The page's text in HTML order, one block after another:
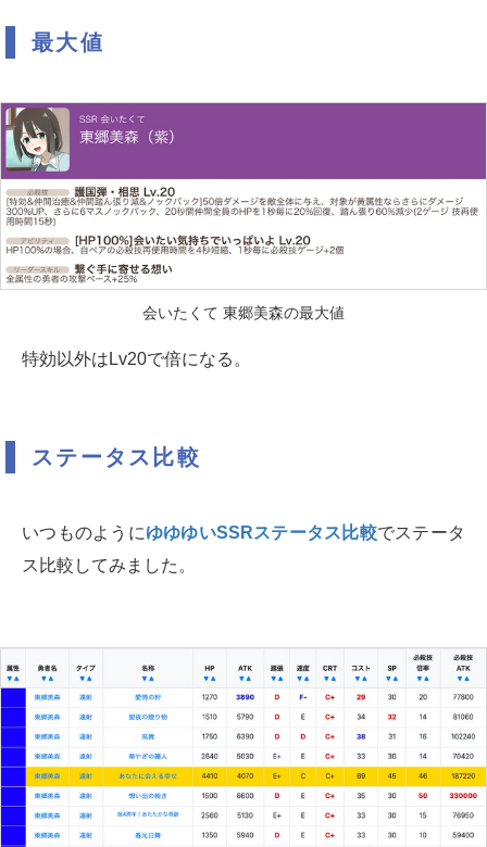
最大値
会いたくて 東郷美森の最大値
特効以外はLv20で倍になる。
ステータス比較
いつものようにゆゆゆいSSRステータス比較でステータ
ス比較してみました。